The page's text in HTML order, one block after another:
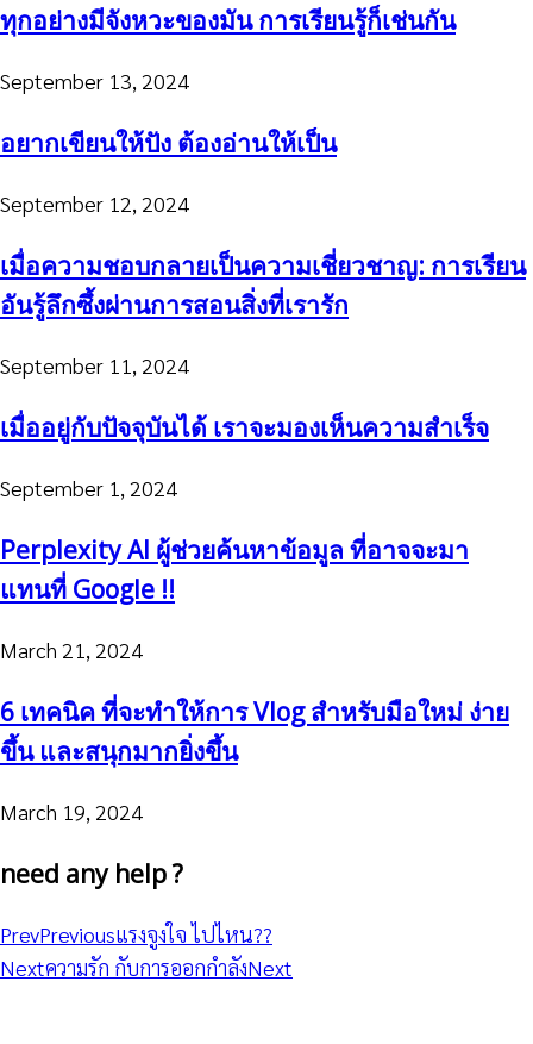
ทุกอย่างมีจังหวะของมัน การเรียนรู้ก็เช่นกัน
September 13, 2024
อยากเขียนให้ปัง ต้องอ่านให้เป็น
September 12, 2024
เมื่อความชอบกลายเป็นความเชี่ยวชาญ: การเรียน
อันรู้ลึกซึ้งผ่านการสอนสิ่งที่เรารัก
September 11, 2024
เมื่ออยู่กับปัจจุบันได้ เราจะมองเห็นความสำเร็จ
September 1, 2024
Perplexity AI ผู้ช่วยค้นหาข้อมูล ที่อาจจะมา
แทนที่ Google !!
March 21, 2024
6 เทคนิค ที่จะทำให้การ Vlog สำหรับมือใหม่ ง่าย
ขึ้น และสนุกมากยิ่งขึ้น
March 19, 2024
need any help ?
PrevPreviousแรงจูงใจ ไปไหน??
Nextความรัก กับการออกกำลังNext